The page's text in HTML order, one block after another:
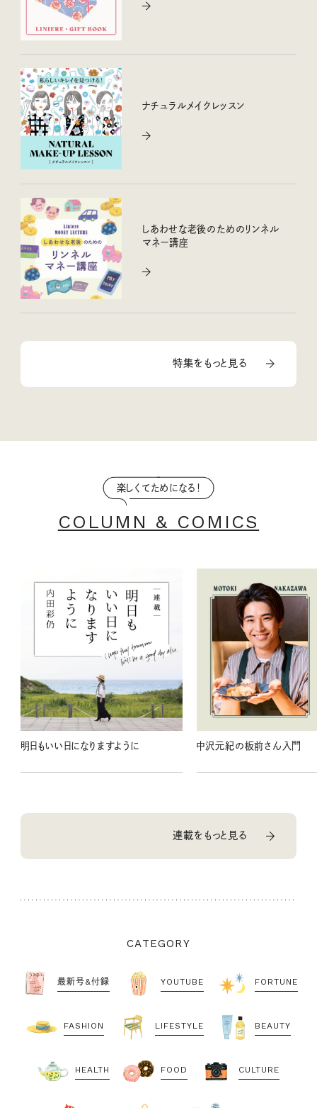
ナチュラルメイクレッスン
しあわせな老後のためのリンネル
マネー講座
特集をもっと見る
楽しくてためになる！
COLUMN & COMICS
明日もいい日になりますように 中沢元紀の板前さん入門
連載をもっと見る
CATEGORY
最新号&付録 YOUTUBE FORTUNE
FASHION LIFESTYLE BEAUTY
HEALTH FOOD CULTURE